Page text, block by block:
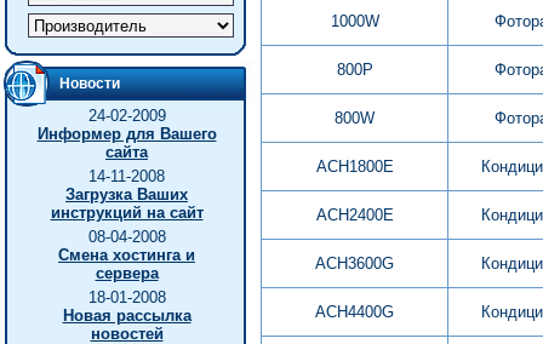
Новости
24-02-2009
Информер для Вашего
сайта
14-11-2008
Загрузка Ваших
инструкций на сайт
08-04-2008
Смена хостинга и
сервера
18-01-2008
Новая рассылка
новостей
1000W
800P
800W
ACH1800E
ACH2400E
ACH3600G
ACH4400G